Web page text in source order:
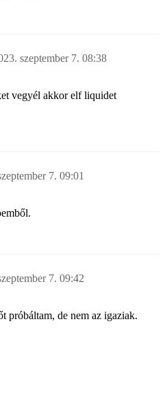
szeptember 7. 08:38
vegyél akkor elf liquidet
7. 09:01
7. 09:42
próbáltam, de nem az igaziak.